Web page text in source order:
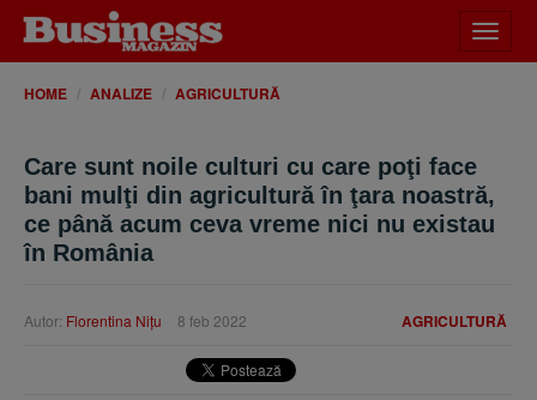
meniu
HOME ANALIZE AGRICULTURĂ
Care sunt noile culturi cu care poţi face
bani mulţi din agricultură în ţara noastră,
ce până acum ceva vreme nici nu existau
în România
AGRICULTURĂ
Autor: Florentina Niţu 8 feb 2022